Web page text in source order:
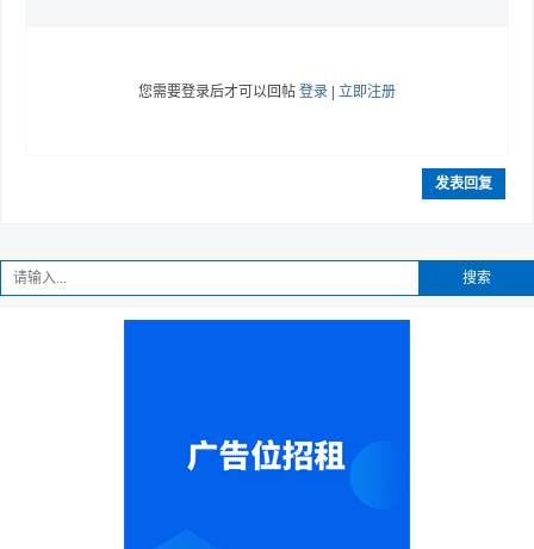
您需要登录后才可以回帖登录 | 立即注册
发表回复
搜索